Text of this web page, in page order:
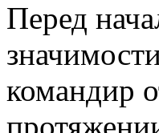
Перед
командир